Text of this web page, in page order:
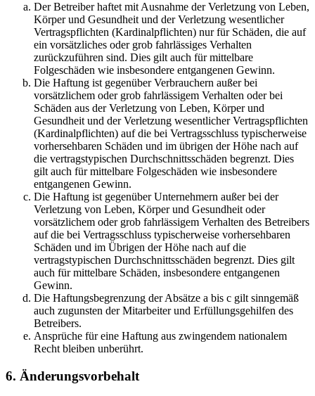
Der Betreiber haftet mit Ausnahme der Verletzung von Leben,
Körper und Gesundheit und der Verletzung wesentlicher
Vertragspflichten (Kardinalpflichten) nur für Schäden, die auf
ein vorsätzliches oder grob fahrlässiges Verhalten
zurückzuführen sind. Dies gilt auch für mittelbare
Folgeschäden wie insbesondere entgangenen Gewinn.
Die Haftung ist gegenüber Verbrauchern außer bei
vorsätzlichem oder grob fahrlässigem Verhalten oder bei
Schäden aus der Verletzung von Leben, Körper und
Gesundheit und der Verletzung wesentlicher Vertragspflichten
(Kardinalpflichten) auf die bei Vertragsschluss typischerweise
vorhersehbaren Schäden und im übrigen der Höhe nach auf
die vertragstypischen Durchschnittsschäden begrenzt. Dies
gilt auch für mittelbare Folgeschäden wie insbesondere
entgangenen Gewinn.
Die Haftung ist gegenüber Unternehmern außer bei der
Verletzung von Leben, Körper und Gesundheit oder
vorsätzlichem oder grob fahrlässigem Verhalten des Betreibers
auf die bei Vertragsschluss typischerweise vorhersehbaren
Schäden und im Übrigen der Höhe nach auf die
vertragstypischen Durchschnittsschäden begrenzt. Dies gilt
auch für mittelbare Schäden, insbesondere entgangenen
Gewinn.
Die Haftungsbegrenzung der Absätze a bis c gilt sinngemäß
auch zugunsten der Mitarbeiter und Erfüllungsgehilfen des
Betreibers.
Ansprüche für eine Haftung aus zwingendem nationalem
Recht bleiben unberührt.
6. Änderungsvorbehalt